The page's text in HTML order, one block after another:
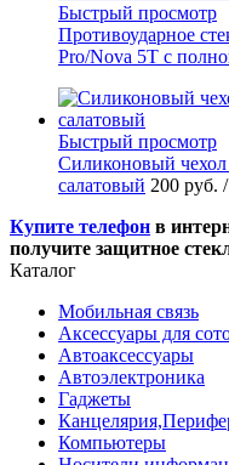
Быстрый просмотр
Противоударное
Pro/Nova 5T с
Быстрый просмотр
Силиконовый
салатовый 200 руб.
Купите телефон в
получите защитное
Каталог
Мобильная связь
Аксессуары для
Автоаксессуары
Автоэлектроника
Гаджеты
Компьютеры